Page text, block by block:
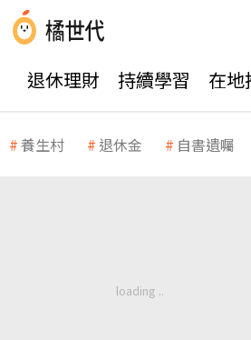
退休理財 持續學習 在地
養生村 退休金 自書遺囑